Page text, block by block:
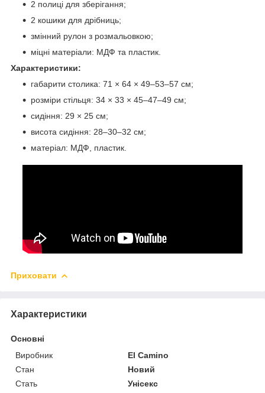
2 полиці для зберігання;
2 кошики для дрібниць;
змінний рулон з розмальовкою;
міцні матеріали: МДФ та пластик.
Характеристики:
габарити столика: 71 × 64 × 49–53–57 см;
розміри стільця: 34 × 33 × 45–47–49 см;
сидіння: 29 × 25 см;
висота сидіння: 28–30–32 см;
матеріал: МДФ, пластик.
Приховати
Характеристики
Основні
Виробник
El Camino
Стан
Новий
Стать
Унісекс